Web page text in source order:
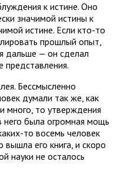
к истине. Оно
значимой истины к
истине. Если кто-то
прошлый опыт,
дальше — он сделал
представления.
Бессмысленно
думали так же, как
много, то утверждения
него была огромная мощь
то восемь человек
его книга, и скоро
науки не осталось